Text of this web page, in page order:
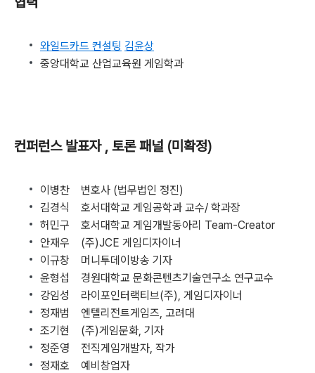
와일드카드 컨설팅 김윤상
중앙대학교 산업교육원 게임학과
컨퍼런스 발표자 , 토론 패널 (미확정)
이병찬 변호사 (법무법인 정진)
김경식 호서대학교 게임공학과 교수/ 학과장
허민구 호서대학교 게임개발동아리 Team-Creator
안재우 (주)JCE 게임디자이너
이규창 머니투데이방송 기자
윤형섭 경원대학교 문화콘텐츠기술연구소 연구교수
강임성 라이포인터랙티브(주), 게임디자이너
정재범 엔텔리전트게임즈, 고려대
조기현 (주)게임문화, 기자
정준영 전직게임개발자, 작가
정재호 예비창업자